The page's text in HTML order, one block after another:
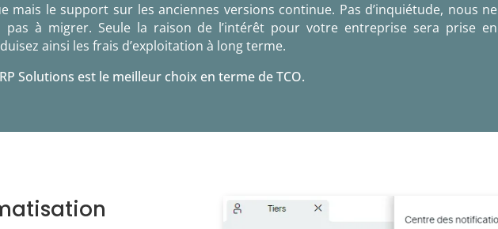
mais le support sur les anciennes versions continue. Pas d’inquiétude, nous ne
pas à migrer. Seule la raison de l’intérêt pour votre entreprise sera prise en
ainsi les frais d’exploitation à long terme.
Solutions est le meilleur choix en terme de TCO.